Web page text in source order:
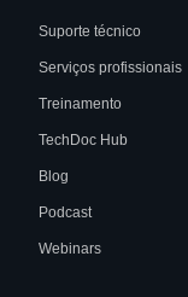
Suporte técnico
Serviços profissionais
Treinamento
TechDoc Hub
Blog
Podcast
Webinars